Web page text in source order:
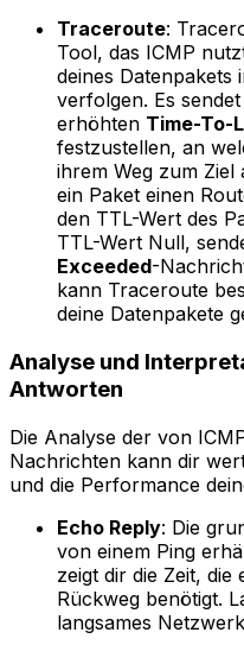
Traceroute:
Tool, das ICMP
deines Datenpakets
verfolgen. Es
erhöhten Time-To-
festzustellen, an
ihrem Weg zum
ein Paket einen
den TTL-Wert des
TTL-Wert Null,
Exceeded-
kann Traceroute
deine Datenpakete
Analyse und
Antworten
Die Analyse der von
Nachrichten kann dir
und die Performance
Echo Reply: Die
von einem Ping
zeigt dir die Zeit,
Rückweg benötigt.
langsames